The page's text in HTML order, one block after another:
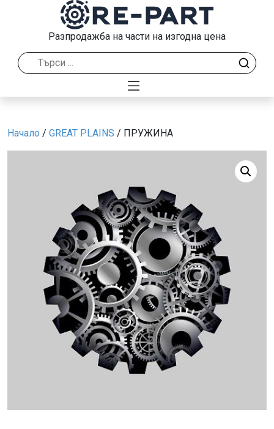
Разпродажба на части на изгодна цена
Начало / GREAT PLAINS / ПРУЖИНА